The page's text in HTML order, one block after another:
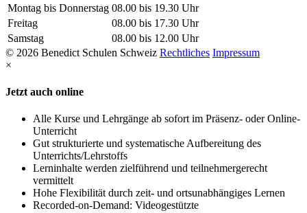
Montag bis Donnerstag 08.00 bis 19.30 Uhr
Freitag
08.00 bis 17.30 Uhr
Samstag
08.00 bis 12.00 Uhr
© 2026 Benedict Schulen Schweiz Rechtliches Impressum
×
Jetzt auch online
Alle Kurse und Lehrgänge ab sofort im Präsenz- oder Online-
Unterricht
Gut strukturierte und systematische Aufbereitung des
Unterrichts/Lehrstoffs
Lerninhalte werden zielführend und teilnehmergerecht
vermittelt
Hohe Flexibilität durch zeit- und ortsunabhängiges Lernen
Recorded-on-Demand: Videogestützte